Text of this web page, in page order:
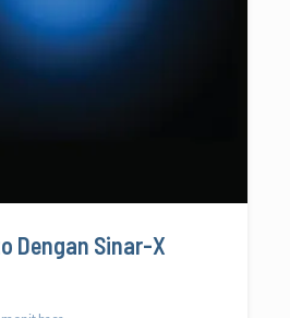
Dengan Sinar-X